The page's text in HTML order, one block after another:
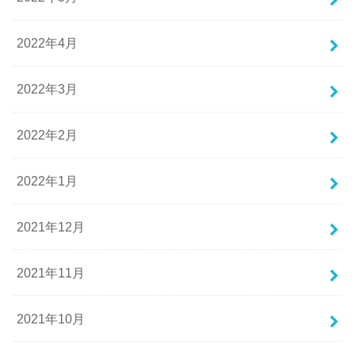
2022年4月
2022年3月
2022年2月
2022年1月
2021年12月
2021年11月
2021年10月